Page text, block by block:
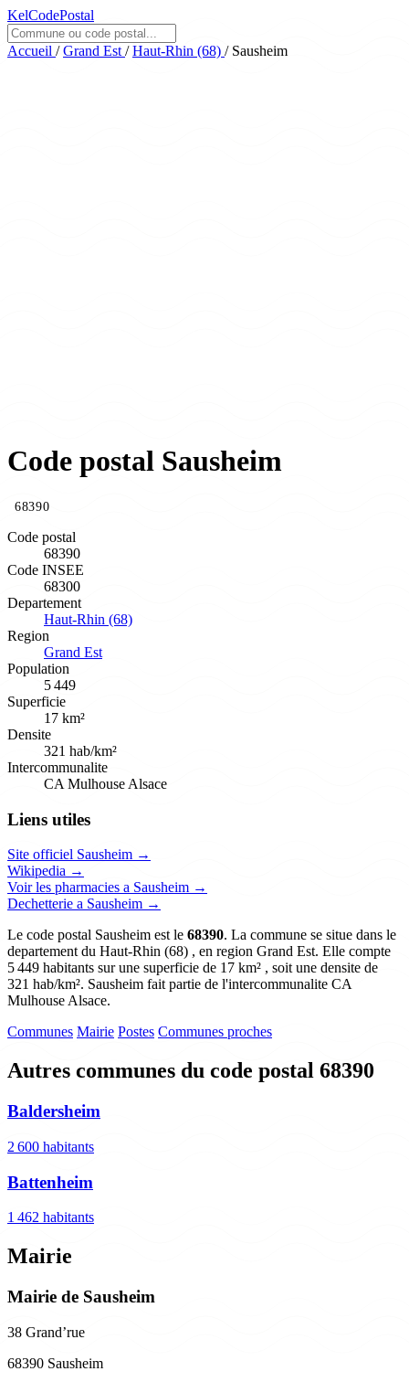
KelCodePostal
Accueil / Grand Est / Haut-Rhin (68) / Sausheim
Code postal Sausheim
68390
Code postal
68390
Code INSEE
68300
Departement
Haut-Rhin (68)
Region
Grand Est
Population
5 449
Superficie
17 km²
Densite
321 hab/km²
Intercommunalite
CA Mulhouse Alsace
Liens utiles
Site officiel Sausheim →
Wikipedia →
Voir les pharmacies a Sausheim →
Dechetterie a Sausheim →
Le code postal Sausheim est le 68390. La commune se situe dans le
departement du Haut-Rhin (68) , en region Grand Est. Elle compte
5 449 habitants sur une superficie de 17 km² , soit une densite de
321 hab/km². Sausheim fait partie de l'intercommunalite CA
Mulhouse Alsace.
Communes Mairie Postes Communes proches
Autres communes du code postal 68390
Baldersheim
2 600 habitants
Battenheim
1 462 habitants
Mairie
Mairie de Sausheim
38 Grand’rue
68390 Sausheim